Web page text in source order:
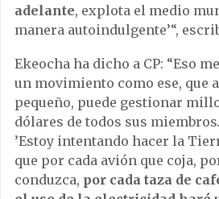
adelante, explota el medio
manera autoindulgente’“,
Ekeocha ha dicho a CP: “Eso
un movimiento como ese, que
pequeño, puede gestionar
dólares de todos sus
’Estoy intentando hacer la
que por cada avión que coja,
conduzca, por cada taza de